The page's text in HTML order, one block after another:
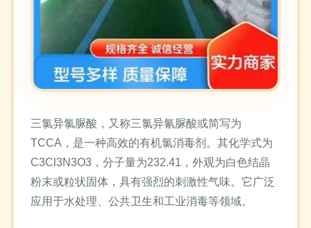
三氯异氯脲酸，又称三氯异氰脲酸或简写为
TCCA，是一种高效的有机氯消毒剂。其化学式为
C3Cl3N3O3，分子量为232.41，外观为白色结晶
粉末或粒状固体，具有强烈的刺激性气味。它广泛
应用于水处理、公共卫生和工业消毒等领域。